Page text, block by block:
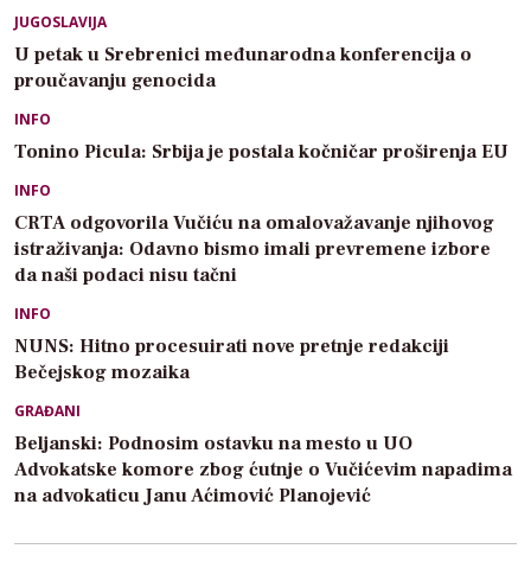
JUGOSLAVIJA
U petak u Srebrenici međunarodna konferencija o
proučavanju genocida
INFO
Tonino Picula: Srbija je postala kočničar proširenja EU
INFO
CRTA odgovorila Vučiću na omalovažavanje njihovog
istraživanja: Odavno bismo imali prevremene izbore
da naši podaci nisu tačni
INFO
NUNS: Hitno procesuirati nove pretnje redakciji
Bečejskog mozaika
GRAĐANI
Beljanski: Podnosim ostavku na mesto u UO
Advokatske komore zbog ćutnje o Vučićevim napadima
na advokaticu Janu Aćimović Planojević